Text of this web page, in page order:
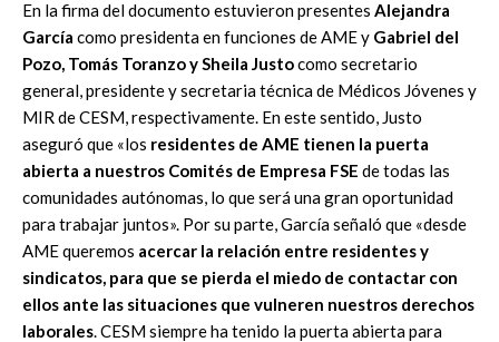
En la firma del documento estuvieron presentes Alejandra
García como presidenta en funciones de AME y Gabriel del
Pozo, Tomás Toranzo y Sheila Justocomo secretario
general, presidente y secretaria técnica de Médicos Jóvenes y
MIR de CESM, respectivamente. En este sentido, Justo
aseguró que «los residentes de AME tienen la puerta
abierta a nuestros Comités de Empresa FSE de todas las
comunidades autónomas, lo que será una gran oportunidad
para trabajar juntos». Por su parte, García señaló que «desde
AME queremos acercar la relación entre residentes y
sindicatos, para que se pierda el miedo de contactar con
ellos ante las situaciones que vulneren nuestros derechos
laborales. CESM siempre ha tenido la puerta abierta para